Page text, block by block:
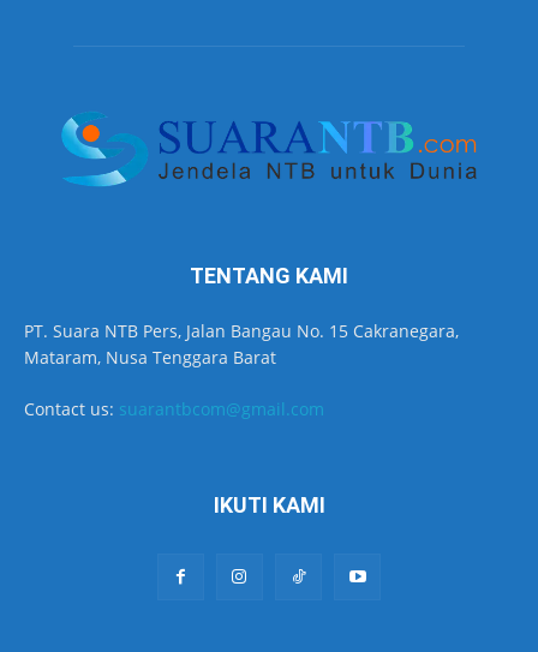
TENTANG KAMI
PT. Suara NTB Pers, Jalan Bangau No. 15 Cakranegara,
Mataram, Nusa Tenggara Barat
Contact us: suarantbcom@gmail.com
IKUTI KAMI